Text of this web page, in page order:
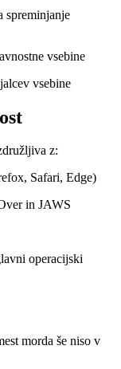
spreminjanje
vsebine
vsebine
z:
Safari, Edge)
in JAWS
operacijski
morda še niso v